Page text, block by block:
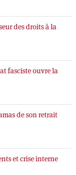
des droits à la
fasciste ouvre la
de son retrait
et crise interne